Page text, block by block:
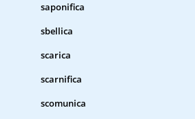
saponifica
sbellica
scarica
scarnifica
scomunica